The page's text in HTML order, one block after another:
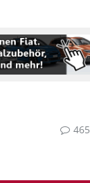
465